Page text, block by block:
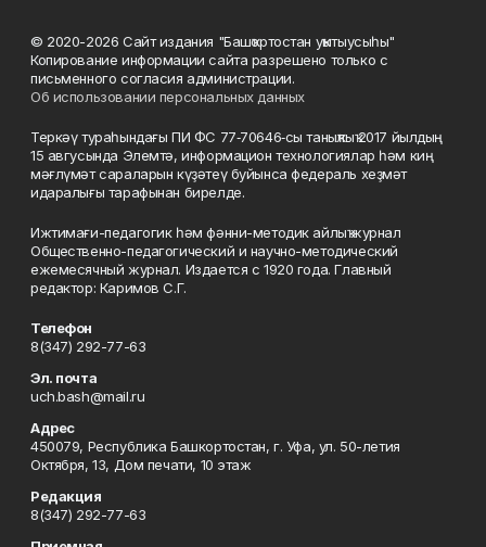
© 2020-2026 Сайт издания "Башҡортостан уҡытыусыһы"
Копирование информации сайта разрешено только с
письменного согласия администрации.
Об использовании персональных данных
Теркәү тураһындағы ПИ ФС 77‑70646‑сы таныҡлыҡ 2017 йылдың
15 авгусында Элемтә, информацион технологиялар һәм киң
мәғлүмәт сараларын күҙәтеү буйынса федераль хеҙмәт
идаралығы тарафынан бирелде.
Ижтимағи-педагогик һәм фәнни-методик айлыҡ журнал
Общественно-педагогический и научно-методический
ежемесячный журнал. Издается с 1920 года. Главный
редактор: Каримов С.Г.
Телефон
8(347) 292-77-63
Эл. почта
uch.bash@mail.ru
Адрес
450079, Республика Башкортостан, г. Уфа, ул. 50-летия
Октября, 13, Дом печати, 10 этаж
Редакция
8(347) 292-77-63